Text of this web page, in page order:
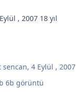
, 2007 18 yıl
sencan,4 Eylül , 2007
6b görüntü